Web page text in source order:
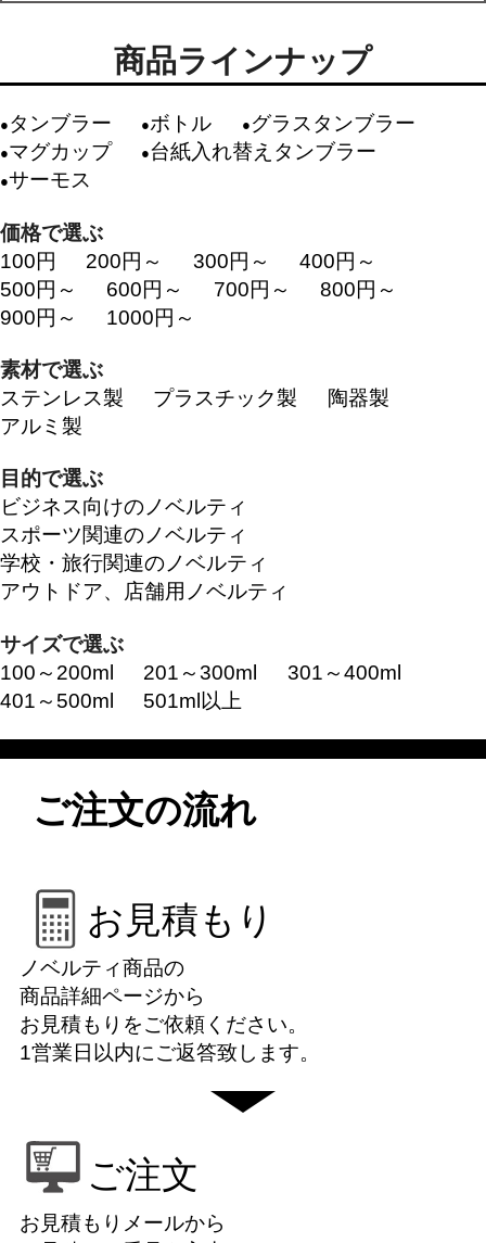
商品ラインナップ
タンブラー ボトル
グラスタンブラー
マグカップ
台紙入れ替えタンブラー
サーモス
価格で選ぶ
100円
200円～ 300円～
400円～
500円～
600円～ 700円～
800円～
900円～
1000円～
素材で選ぶ
ステンレス製
プラスチック製
陶器製
アルミ製
目的で選ぶ
ビジネス向けのノベルティ
スポーツ関連のノベルティ
学校・旅行関連のノベルティ
アウトドア、店舗用ノベルティ
サイズで選ぶ
100～200ml
201～300ml
301～400ml
401～500ml
501ml以上
ご注文の流れ
お見積もり
ノベルティ商品の
商品詳細ページから
お見積もりをご依頼ください。
1営業日以内にご返答致します。
ご注文
お見積もりメールから